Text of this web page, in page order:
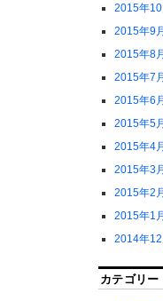
2015年10
2015年9月
2015年8月
2015年7月
2015年6月
2015年5月
2015年4月
2015年3月
2015年2月
2015年1月
2014年12
カテゴリー